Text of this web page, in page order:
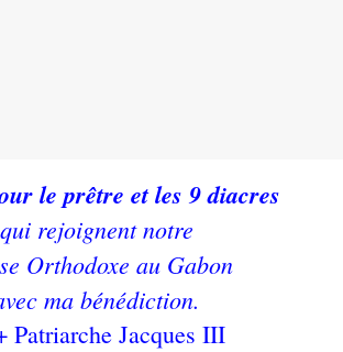
le prêtre et les 9 diacres
qui rejoignent notre
Orthodoxe au Gabon
ma bénédiction.
Patriarche Jacques III